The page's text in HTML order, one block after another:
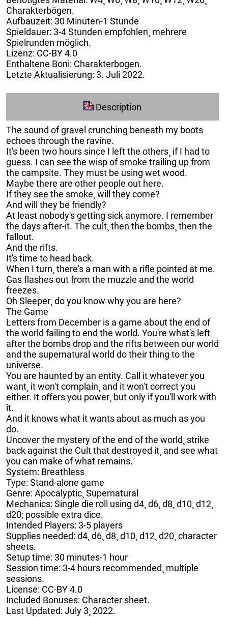
Charakterbögen.
Aufbauzeit: 30 Minuten-1 Stunde
Spieldauer: 3-4 Stunden empfohlen¸ mehrere
Spielrunden möglich.
Lizenz: CC-BY 4.0
Enthaltene Boni: Charakterbogen.
Letzte Aktualisierung: 3. Juli 2022.
Description
The sound of gravel crunching beneath my boots
echoes through the ravine.
It's been two hours since I left the others¸ if I had to
guess. I can see the wisp of smoke trailing up from
the campsite. They must be using wet wood.
Maybe there are other people out here.
If they see the smoke¸ will they come?
And will they be friendly?
At least nobody's getting sick anymore. I remember
the days after-it. The cult¸ then the bombs¸ then the
fallout.
And the rifts.
It's time to head back.
When I turn¸ there's a man with a rifle pointed at me.
Gas flashes out from the muzzle and the world
freezes.
Oh Sleeper¸ do you know why you are here?
The Game
Letters from December is a game about the end of
the world failing to end the world. You're what's left
after the bombs drop and the rifts between our world
and the supernatural world do their thing to the
universe.
You are haunted by an entity. Call it whatever you
want¸ it won't complain¸ and it won't correct you
either. It offers you power¸ but only if you'll work with
it.
And it knows what it wants about as much as you
do.
Uncover the mystery of the end of the world¸ strike
back against the Cult that destroyed it¸ and see what
you can make of what remains.
System: Breathless
Type: Stand-alone game
Genre: Apocalyptic¸ Supernatural
Mechanics: Single die roll using d4¸ d6¸ d8¸ d10¸ d12¸
d20; possible extra dice.
Intended Players: 3-5 players
Supplies needed: d4¸ d6¸ d8¸ d10¸ d12¸ d20¸ character
sheets.
Setup time: 30 minutes-1 hour
Session time: 3-4 hours recommended¸ multiple
sessions.
License: CC-BY 4.0
Included Bonuses: Character sheet.
Last Updated: July 3¸ 2022.